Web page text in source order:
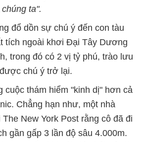
ta".
đổ dồn sự chú ý đến con tàu
tích ngoài khơi Đại Tây Dương
trong đó có 2 vị tỷ phú, trào lưu
chú ý trở lại.
cuộc thám hiểm "kinh dị" hơn cả
Chẳng hạn như, một nhà
New York Post rằng cô đã đi
gần gấp 3 lần độ sâu 4.000m.